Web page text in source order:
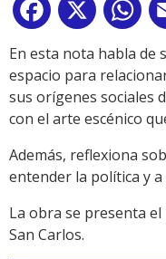
Facebook
X
En esta nota habla de
espacio para
sus orígenes sociales
con el arte escénico
Además, reflexiona
entender la política y
La obra se presenta
San Carlos.